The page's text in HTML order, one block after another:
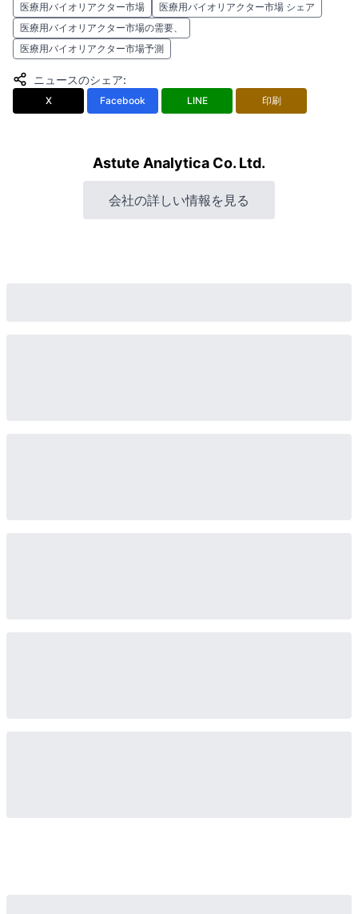
医療用バイオリアクター市場
医療用バイオリアクター市場 シェア
医療用バイオリアクター市場の需要、
医療用バイオリアクター市場予測
ニュースのシェア:
X Facebook LINE 印刷
Astute Analytica Co. Ltd.
会社の詳しい情報を見る